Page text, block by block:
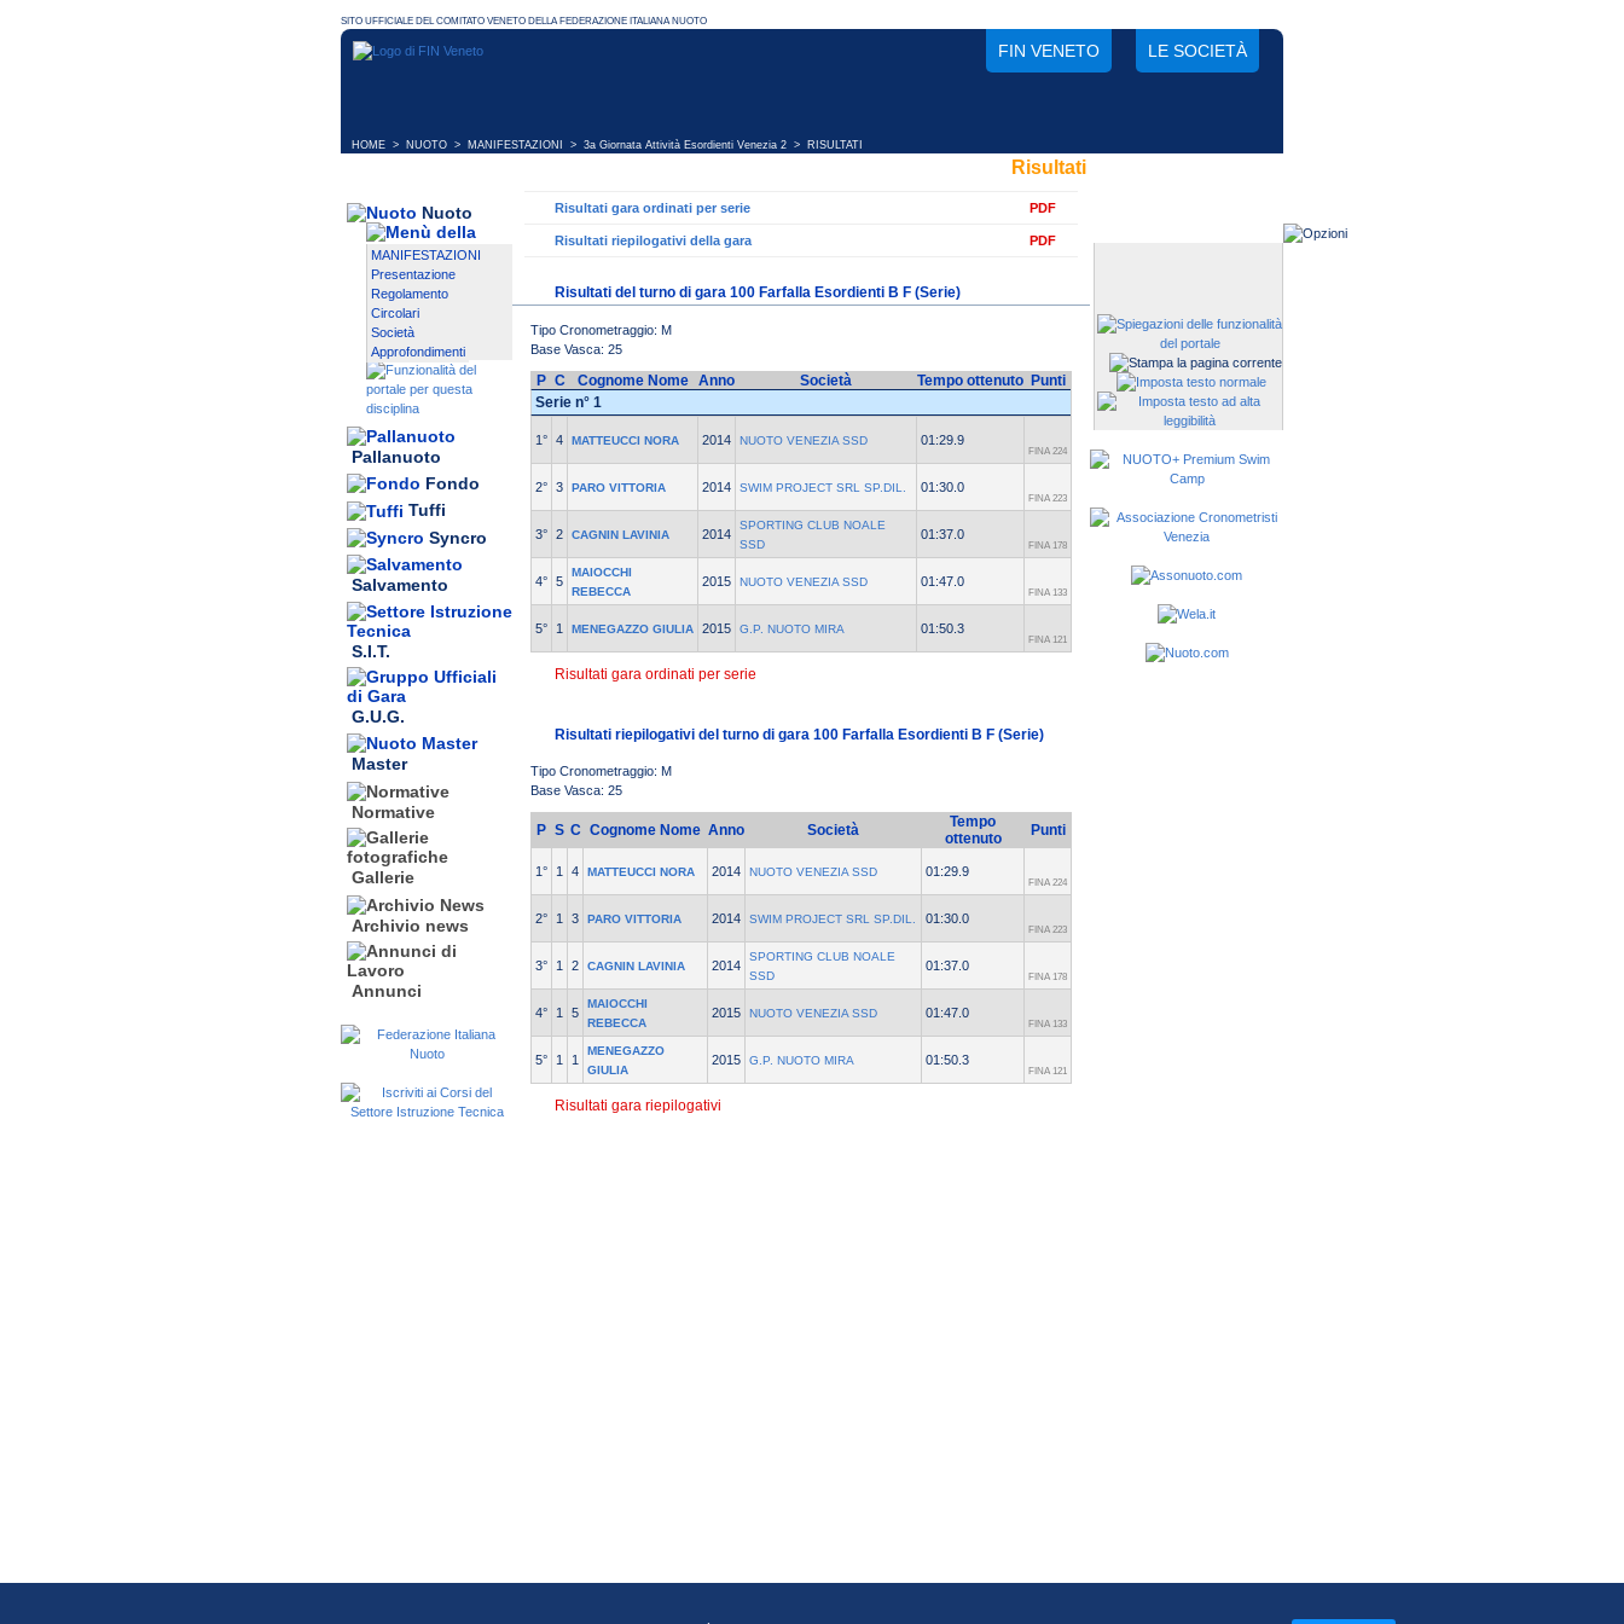
FIN VENETO LE SOCIETÀ
HOME > NUOTO > MANIFESTAZIONI > 3a Giornata Attività Esordienti Venezia 2 > RISULTATI
Nuoto
MANIFESTAZIONI
Presentazione
Regolamento
Circolari
Società
Approfondimenti
Pallanuoto
Fondo
Tuffi
Syncro
Salvamento
S.I.T.
G.U.G.
Master
Normative
Gallerie
Archivio news
Annunci
Risultati
Risultati gara ordinati per serie PDF
Risultati riepilogativi della gara PDF
Risultati del turno di gara 100 Farfalla Esordienti B F (Serie)
Tipo Cronometraggio: M
Base Vasca: 25
P C Cognome Nome Anno Società Tempo ottenuto Punti
Serie n° 1
1° 4 MATTEUCCI NORA 2014 NUOTO VENEZIA SSD 01:29.9
FINA 224
2° 3 PARO VITTORIA 2014 SWIM PROJECT SRL SP.DIL. 01:30.0
FINA 223
3° 2 CAGNIN LAVINIA 2014
SPORTING CLUB NOALE
SSD
01:37.0
FINA 178
4° 5
MAIOCCHI
REBECCA
2015 NUOTO VENEZIA SSD 01:47.0
FINA 133
5° 1 MENEGAZZO GIULIA 2015 G.P. NUOTO MIRA 01:50.3
FINA 121
Risultati gara ordinati per serie
Risultati riepilogativi del turno di gara 100 Farfalla Esordienti B F (Serie)
Tipo Cronometraggio: M
Base Vasca: 25
P S C Cognome Nome Anno Società
Tempo
ottenuto
Punti
1° 1 4 MATTEUCCI NORA 2014 NUOTO VENEZIA SSD 01:29.9
FINA 224
2° 1 3 PARO VITTORIA 2014 SWIM PROJECT SRL SP.DIL. 01:30.0
FINA 223
3° 1 2 CAGNIN LAVINIA 2014
SPORTING CLUB NOALE
SSD
01:37.0
FINA 178
4° 1 5
MAIOCCHI
REBECCA
2015 NUOTO VENEZIA SSD 01:47.0
FINA 133
5° 1 1
MENEGAZZO
GIULIA
2015 G.P. NUOTO MIRA 01:50.3
FINA 121
Risultati gara riepilogativi